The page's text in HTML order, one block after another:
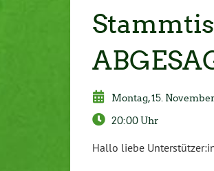
Montag, 15.
20:00 Uhr
Hallo liebe